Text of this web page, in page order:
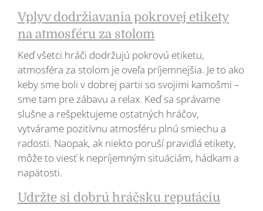
Vplyv dodržiavania pokrovej etikety
na atmosféru za stolom
Keď všetci hráči dodržujú pokrovú etiketu,
atmosféra za stolom je oveľa príjemnejšia. Je to ako
keby sme boli v dobrej partii so svojimi kamošmi –
sme tam pre zábavu a relax. Keď sa správame
slušne a rešpektujeme ostatných hráčov,
vytvárame pozitívnu atmosféru plnú smiechu a
radosti. Naopak, ak niekto poruší pravidlá etikety,
môže to viesť k nepríjemným situáciám, hádkam a
napätosti.
Udržte si dobrú hráčsku reputáciu